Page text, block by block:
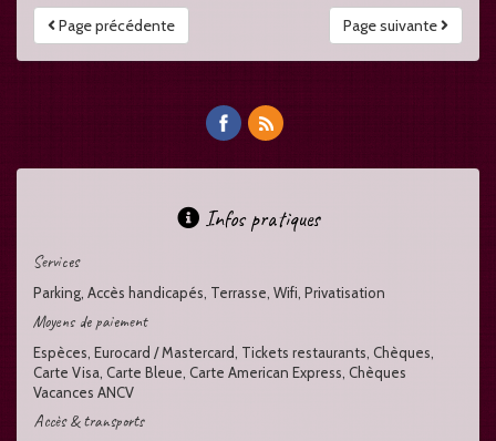
Page suivante
Page précédente
Infos pratiques
Services
Parking, Accès handicapés, Terrasse, Wifi, Privatisation
Moyens de paiement
Espèces, Eurocard / Mastercard, Tickets restaurants, Chèques,
Carte Visa, Carte Bleue, Carte American Express, Chèques
Vacances ANCV
Accès & transports